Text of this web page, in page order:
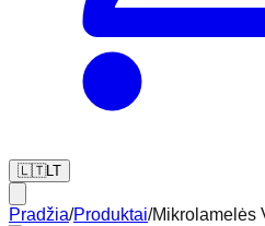
🇱🇹LT
Pradžia/Produktai/Mikrolamelės